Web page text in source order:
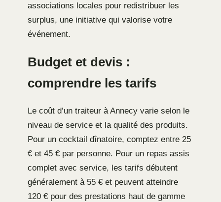
associations locales pour redistribuer les
surplus, une initiative qui valorise votre
événement.
Budget et devis :
comprendre les tarifs
Le coût d’un traiteur à Annecy varie selon le
niveau de service et la qualité des produits.
Pour un cocktail dînatoire, comptez entre 25
€ et 45 € par personne. Pour un repas assis
complet avec service, les tarifs débutent
généralement à 55 € et peuvent atteindre
120 € pour des prestations haut de gamme